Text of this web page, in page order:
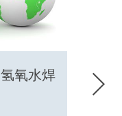
氧水焊
